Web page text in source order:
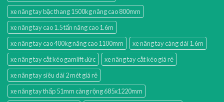
xe nâng tay bậc thang 1500kg nâng cao 800mm
xe nâng tay cao 1.5 tấn nâng cao 1.6m
xe nâng tay cao 400kg nâng cao 1100mm
xe nâng tay càng dài 1.6m
xe nâng tay cắt kéo gamlift đức
xe nâng tay cắt kéo giá rẻ
xe nâng tay siêu dài 2 mét giá rẻ
xe nâng tay thấp 51mm càng rộng 685x1220mm